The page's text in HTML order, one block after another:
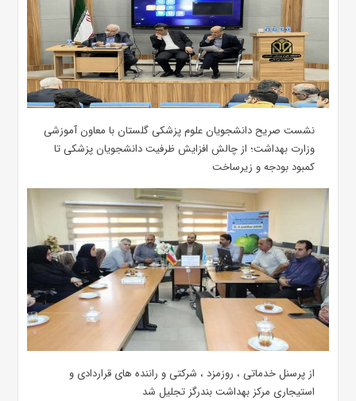
نشست صریح دانشجویان علوم پزشکی گلستان با معاون آموزشی
وزارت بهداشت؛ از چالش افزایش ظرفیت دانشجویان ‌پزشکی تا
کمبود بودجه و زیرساخت
از پرسنل خدماتی ، روزمزد ، شرکتی و راننده های قراردادی و
استیجاری مرکز بهداشت بندرگز تجلیل شد